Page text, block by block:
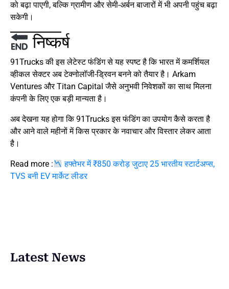
को बढ़ा पाएगी, बल्कि ग्रामीण और सेमी-अर्बन बाजारों में भी अपनी पहुंच बढ़ा
सकेगी।
निष्कर्ष
91Trucks की इस लेटेस्ट फंडिंग से यह स्पष्ट है कि भारत में कमर्शियल
व्हीकल सेक्टर अब टेक्नोलॉजी-ड्रिवन बनने को तैयार है। Arkam
Ventures और Titan Capital जैसे अनुभवी निवेशकों का साथ मिलना
कंपनी के लिए एक बड़ी मान्यता है।
अब देखना यह होगा कि 91Trucks इस फंडिंग का उपयोग कैसे करता है
और आने वाले महीनों में किस प्रकार के नवाचार और विस्तार लेकर आता
है।
Read more :
हफ्तेभर में ₹850 करोड़ जुटाए 25 भारतीय स्टार्टअप्स,
TVS बनी EV मार्केट लीडर
Latest News